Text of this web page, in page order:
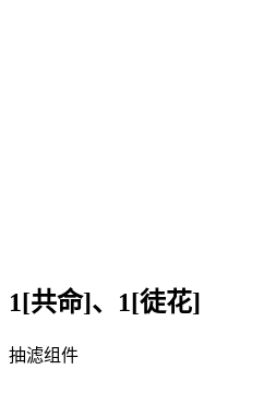
1[共命]、1[徒花]
抽滤组件